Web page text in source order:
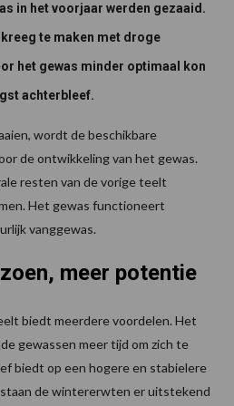
in het voorjaar werden gezaaid.
te maken met droge
het gewas minder optimaal kon
achterbleef.
wordt de beschikbare
de ontwikkeling van het gewas.
resten van de vorige teelt
Het gewas functioneert
vanggewas.
meer potentie
biedt meerdere voordelen. Het
gewassen meer tijd om zich te
biedt op een hogere en stabielere
de wintererwten er uitstekend